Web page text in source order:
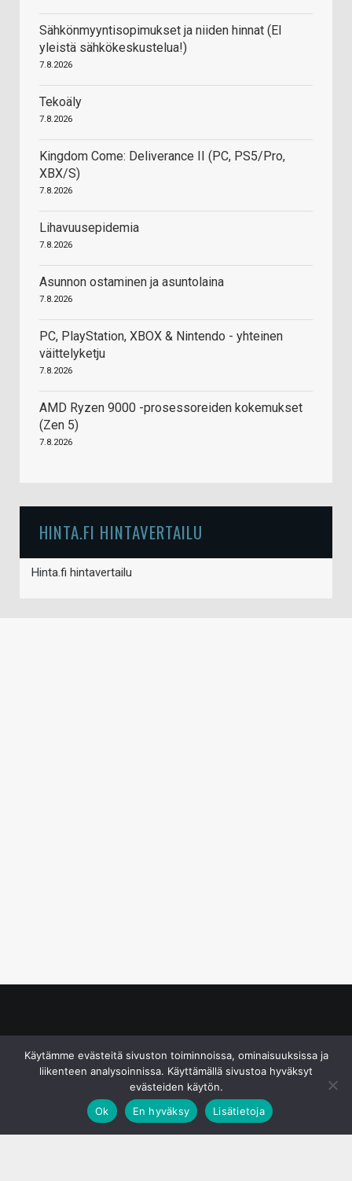
Sähkönmyyntisopimukset ja niiden hinnat (EI
yleistä sähkökeskustelua!)
7.8.2026
Tekoäly
7.8.2026
Kingdom Come: Deliverance II (PC, PS5/Pro,
XBX/S)
7.8.2026
Lihavuusepidemia
7.8.2026
Asunnon ostaminen ja asuntolaina
7.8.2026
PC, PlayStation, XBOX & Nintendo - yhteinen
väittelyketju
7.8.2026
AMD Ryzen 9000 -prosessoreiden kokemukset
(Zen 5)
7.8.2026
HINTA.FI HINTAVERTAILU
Hinta.fi hintavertailu
Käytämme evästeitä sivuston toiminnoissa, ominaisuuksissa ja
liikenteen analysoinnissa. Käyttämällä sivustoa hyväksyt
evästeiden käytön.
Ok
En hyväksy Lisätietoja